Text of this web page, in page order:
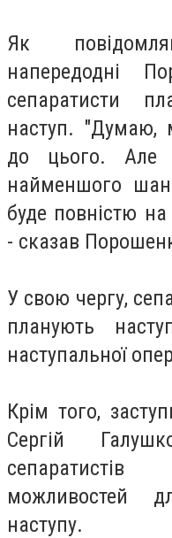
Як
напередодні
сепаратисти
наступ. "Думаю,
до цього.
найменшого
буде повністю на
- сказав
У свою чергу,
планують
наступальної
Крім того,
Сергій
можливостей
наступу.